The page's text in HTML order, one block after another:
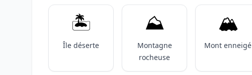
🏝️
Île déserte
⛰️
Montagne
rocheuse
🏔️
Mont enneigé